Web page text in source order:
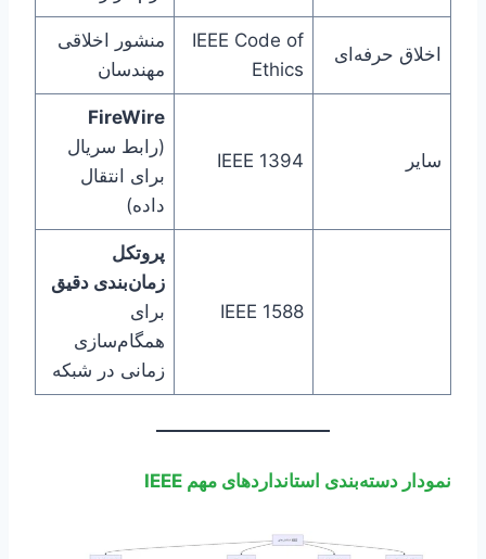
اخلاق حرفه‌ای
IEEE Code of
Ethics
منشور اخلاقی
مهندسان
سایر IEEE 1394
FireWire
(رابط سریال
برای انتقال
داده)
IEEE 1588
پروتکل
زمان‌بندی دقیق
برای
همگام‌سازی
زمانی در شبکه
نمودار دسته‌بندی استانداردهای مهم IEEE